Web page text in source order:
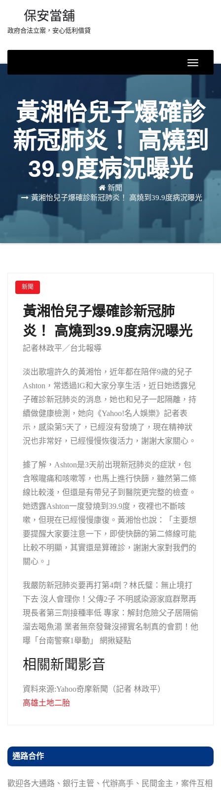
content
保安當舖
政府合法立案，安心低利借貸
Toggle
黃湘怡兒子爆確診
新冠肺炎！ 高燒到
39.9度病況曝光
新聞
黃湘怡兒子爆確診新冠肺炎！ 高燒到39.9度病況曝光
新聞
黃湘怡兒子爆確診新冠肺
炎！ 高燒到39.9度病況曝光
記者林政平／台北報導
淡出歌壇許久的黃湘怡，近年都在陪伴9歲的兒子
Ashton，常透過IG和大家分享生活，近日她透露兒
子確診新冠肺炎的消息，她也和兒子一起隔離，持
續做健康檢測，她向《Yahoo!名人娛樂》記者表
示，感染第5天了，已經沒有發燒了，現在精神狀
況也非常好，已經慢慢恢復活力，謝謝大家關心。
據了解，Ashton是3天前出現新冠肺炎的症狀，包
含喉嚨痛和咳嗽等，也馬上進行快篩，雖然第二條
線比較淺，但還是有帶兒子到醫院更完整的檢查。
她透露Ashton一度發燒到39.9度，夜裡也不斷咳
嗽，但現在已經慢慢康復。黃湘怡也說：「主要想
要提醒大家要注意一下，即使快篩的第二條線可能
比較不明顯，其實還是算確診，謝謝大家對我們的
關心。」
我嚴防新冠肺炎要再打第4劑？林氏璧：無止境打
下去 沒人會理你！父傳2子 不明感染源家庭群聚再
現長者第三劑接種率低 專家：解封危險父子居隔偷
溜去喝魚湯 業者無奈發聲沒掃實名制真的會罰！他
曝「台南警察1舉動」 網揪疑點
相關新聞影音
資料來源:Yahoo奇摩新聞（記者 林政平）
高雄土地二胎
通路合作
歡迎各大通路、銀行主管、代辦高手、民間金主，案件互相